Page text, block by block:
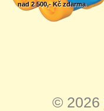
nad 2 500,- Kč zdarma
© 2026